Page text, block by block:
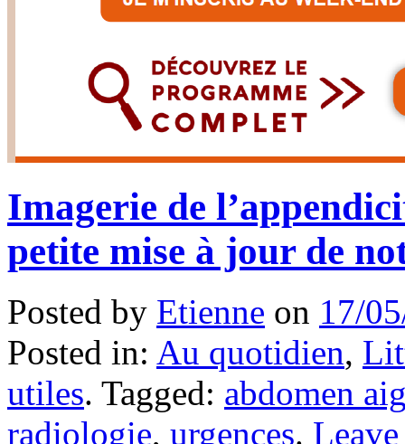
Imagerie de
petite mise à jour de
Posted by Etienne on 17/
Posted in: Au quotidien,
utiles. Tagged: abdomen
radiologie, urgences.